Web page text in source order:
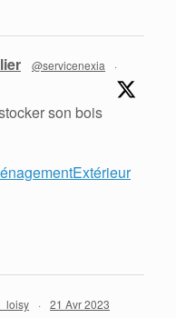
@servicenexia
·
son bois
· 21 Avr 2023